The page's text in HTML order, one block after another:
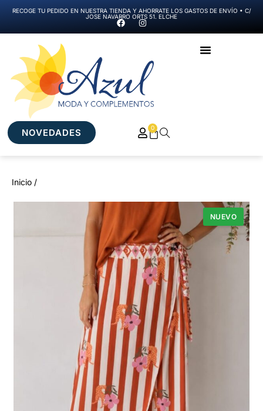
RECOGE TU PEDIDO EN NUESTRA TIENDA Y AHORRATE LOS GASTOS DE ENVÍO • C/
JOSE NAVARRO ORTS 51. ELCHE
NOVEDADES 0
Inicio /
NUEVO